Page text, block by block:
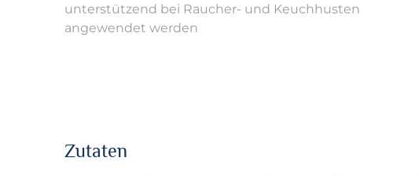
unterstützend bei Raucher- und Keuchhusten
angewendet werden
Zutaten